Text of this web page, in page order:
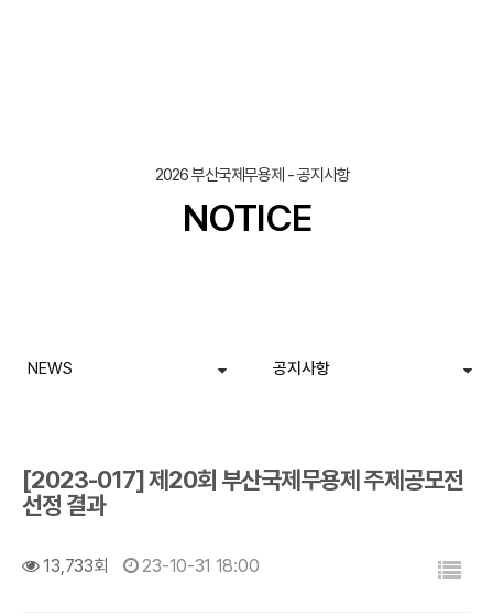
2026 부산국제무용제 - 공지사항
NOTICE
NEWS 공지사항
[2023-017] 제20회 부산국제무용제 주제공모전
선정 결과
13,733회 23-10-31 18:00